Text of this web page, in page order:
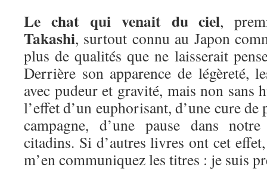
Le chat qui venait du ciel,
Takashi, surtout connu au Japon
plus de qualités que ne laisserait
Derrière son apparence de légèreté,
avec pudeur et gravité, mais non sans
l’effet d’un euphorisant, d’une cure de
campagne, d’une pause dans
citadins. Si d’autres livres ont cet
m’en communiquez les titres : je suis